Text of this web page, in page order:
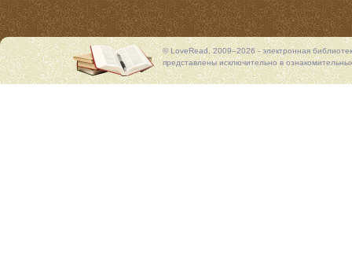
© LoveRead, 2009–2026 - электронная
представлены исключительно в